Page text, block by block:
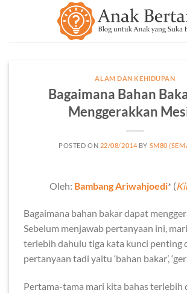
ALAM DAN KEHIDUPAN
Bagaimana Bahan
Menggerakkan
POSTED ON 22/08/2014 BY SM80
Oleh: Bambang Ariwahjoedi* (
Bagaimana bahan bakar dapat
Sebelum menjawab pertanyaan ini,
terlebih dahulu tiga kata kunci penting
pertanyaan tadi yaitu ‘bahan bakar’,
Pertama-tama mari kita bahas terlebih